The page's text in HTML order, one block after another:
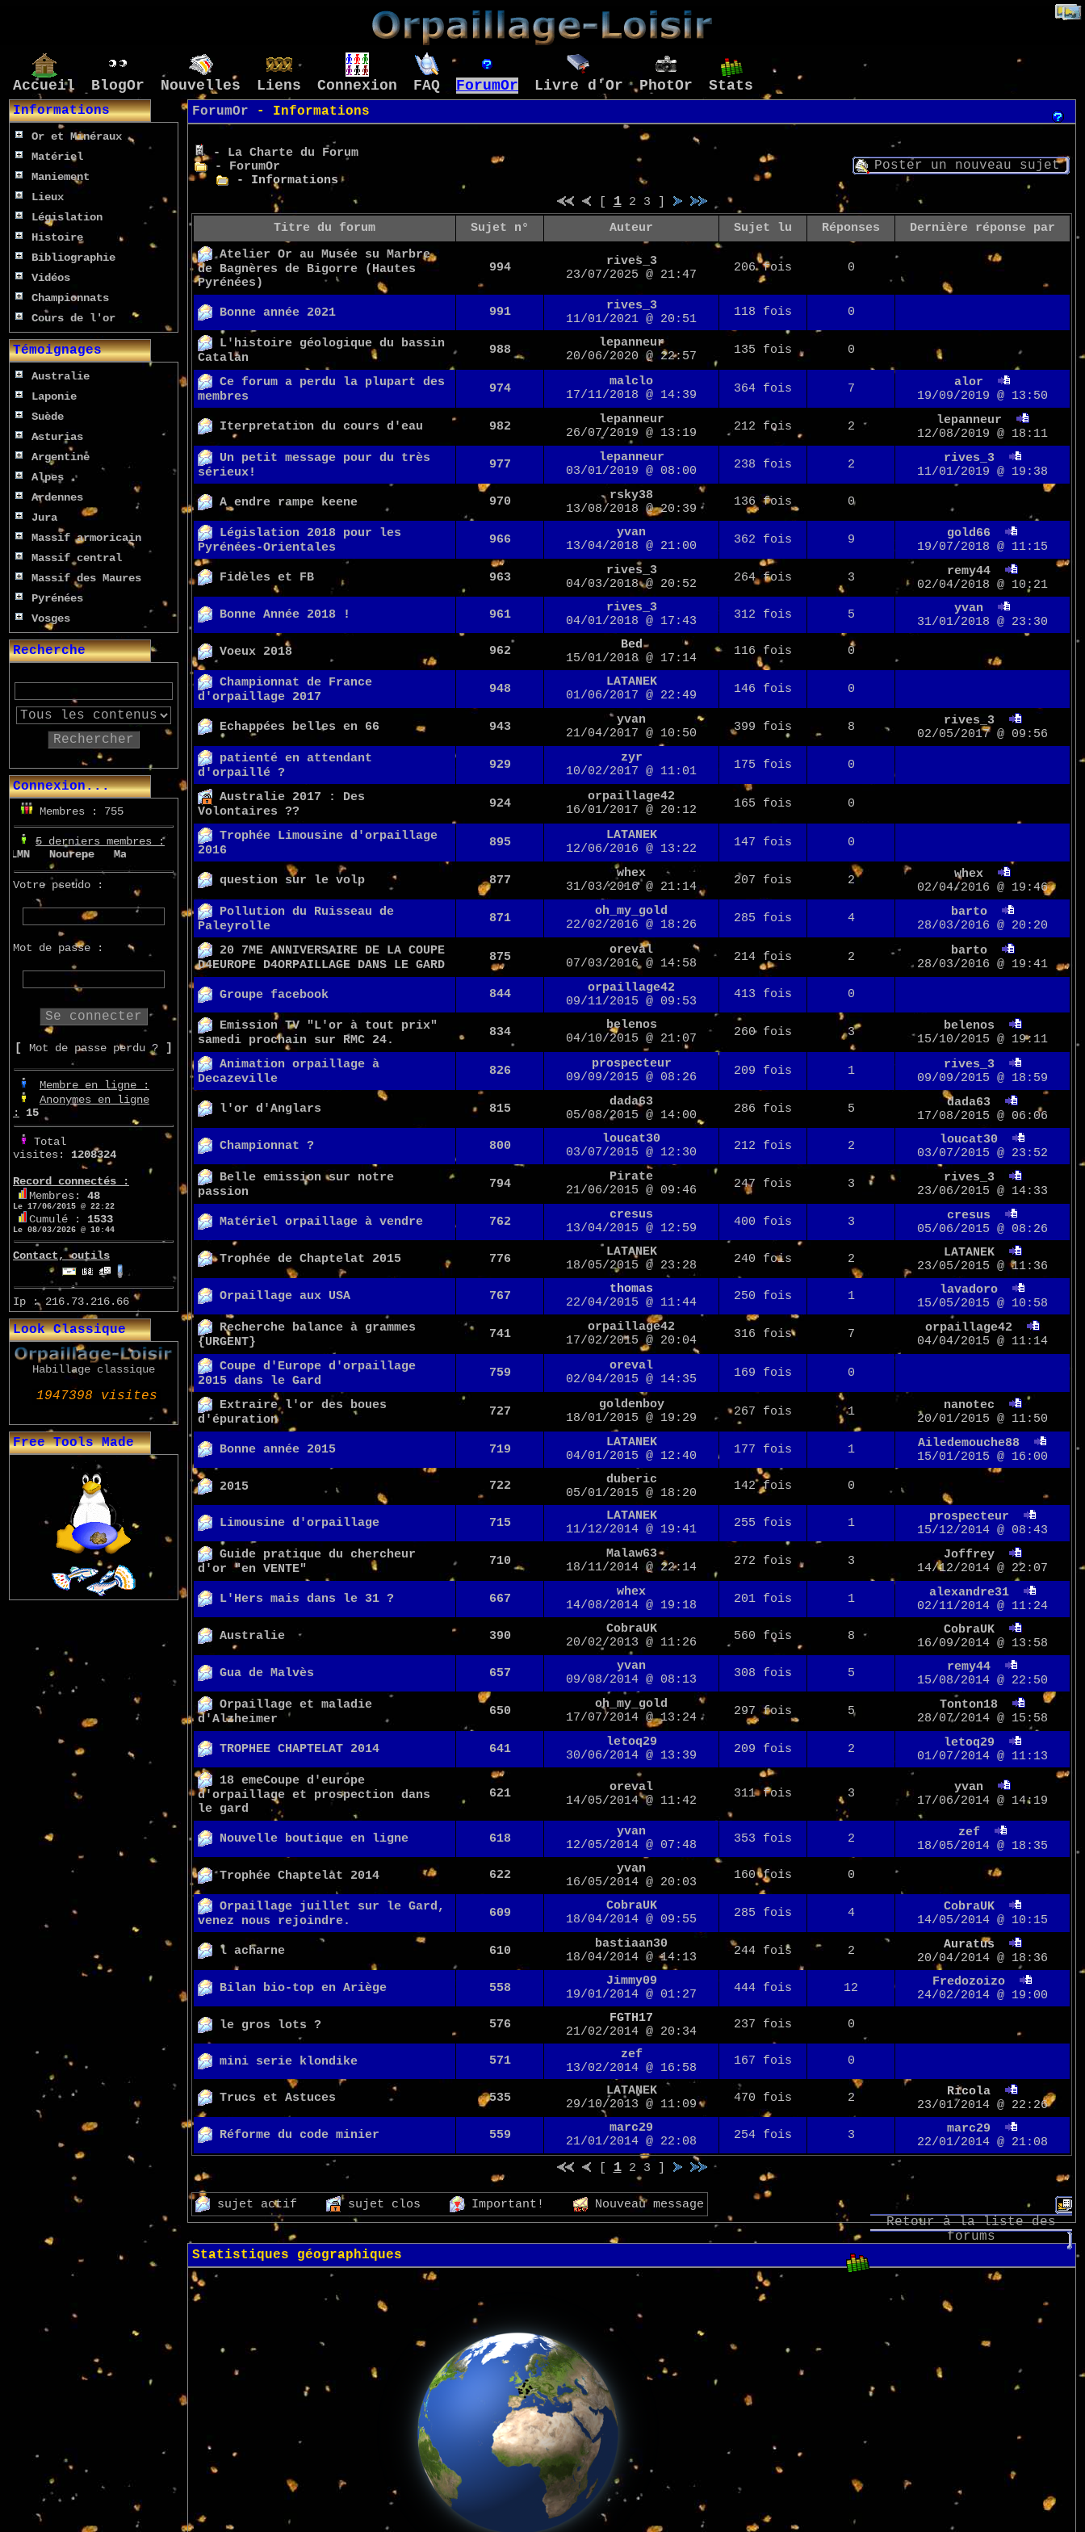
Accueil BlogOr Nouvelles Liens Connexion FAQ ForumOr Livre d'Or PhotOr Stats
Informations
Or et Minéraux
Matériel
Maniement
Lieux
Législation
Histoire
Bibliographie
Vidéos
Championnats
Cours de l'or
Témoignages
Australie
Laponie
Suède
Asturias
Argentine
Alpes
Ardennes
Jura
Massif armoricain
Massif central
Massif des Maures
Pyrénées
Vosges
Recherche
Rechercher
Connexion...
Membres : 755
5 derniers membres :
NourepeMarcsupilami Azo
Votre pseudo :
Mot de passe :
[ Mot de passe perdu ? ]
Membre en ligne :
Anonymes en ligne
:
15
Total
visites:
1208324
Record connectés :
Membres: 48
Le 17/06/2015 @ 22:22
Cumulé : 1533
Le 08/03/2026 @ 10:44
Contact, outils
Ip : 216.73.216.66
Look Classique
Habillage classique
Free Tools Made
ForumOr - Informations
- La Charte du Forum
- ForumOr
- Informations
Poster un nouveau sujet
1 2 3
Titre du forum
Sujet n° Auteur Sujet lu Réponses
Dernière réponse par
Atelier Or au Musée su Marbre
de Bagnères de Bigorre (Hautes
Pyrénées)
994
rives_3
23/07/2025 @ 21:47
206 fois 0
Bonne année 2021 991
rives_3
11/01/2021 @ 20:51
118 fois 0
L'histoire géologique du bassin
Catalan
988
lepanneur
20/06/2020 @ 22:57
135 fois 0
Ce forum a perdu la plupart des
membres
974
malclo
17/11/2018 @ 14:39
364 fois 7
alor
19/09/2019 @ 13:50
Iterpretation du cours d'eau 982
lepanneur
26/07/2019 @ 13:19
212 fois 2
lepanneur
12/08/2019 @ 18:11
Un petit message pour du très
sérieux!
977
lepanneur
03/01/2019 @ 08:00
238 fois 2
rives_3
11/01/2019 @ 19:38
A endre rampe keene 970
rsky38
13/08/2018 @ 20:39
136 fois 0
Législation 2018 pour les
Pyrénées-Orientales
966
yvan
13/04/2018 @ 21:00
362 fois 9
gold66
19/07/2018 @ 11:15
Fidèles et FB 963
rives_3
04/03/2018 @ 20:52
264 fois 3
remy44
02/04/2018 @ 10:21
Bonne Année 2018 ! 961
rives_3
04/01/2018 @ 17:43
312 fois 5
yvan
31/01/2018 @ 23:30
Voeux 2018 962
Bed
15/01/2018 @ 17:14
116 fois 0
Championnat de France
d'orpaillage 2017
948
LATANEK
01/06/2017 @ 22:49
146 fois 0
Echappées belles en 66 943
yvan
21/04/2017 @ 10:50
399 fois 8
rives_3
02/05/2017 @ 09:56
patienté en attendant
d'orpaillé ?
929
zyr
10/02/2017 @ 11:01
175 fois 0
Australie 2017 : Des
Volontaires ??
924
orpaillage42
16/01/2017 @ 20:12
165 fois 0
Trophée Limousine d'orpaillage
2016
895
LATANEK
12/06/2016 @ 13:22
147 fois 0
question sur le volp 877
whex
31/03/2016 @ 21:14
207 fois 2
whex
02/04/2016 @ 19:46
Pollution du Ruisseau de
Paleyrolle
871
oh_my_gold
22/02/2016 @ 18:26
285 fois 4
barto
28/03/2016 @ 20:20
20 7ME ANNIVERSAIRE DE LA COUPE
D4EUROPE D4ORPAILLAGE DANS LE GARD
875
oreval
07/03/2016 @ 14:58
214 fois 2
barto
28/03/2016 @ 19:41
Groupe facebook 844
orpaillage42
09/11/2015 @ 09:53
413 fois 0
Emission TV "L'or à tout prix"
samedi prochain sur RMC 24.
834
belenos
04/10/2015 @ 21:07
260 fois 3
belenos
15/10/2015 @ 19:11
Animation orpaillage à
Decazeville
826
prospecteur
09/09/2015 @ 08:26
209 fois 1
rives_3
09/09/2015 @ 18:59
l'or d'Anglars 815
dada63
05/08/2015 @ 14:00
286 fois 5
dada63
17/08/2015 @ 06:06
Championnat ? 800
loucat30
03/07/2015 @ 12:30
212 fois 2
loucat30
03/07/2015 @ 23:52
Belle emission sur notre
passion
794
Pirate
21/06/2015 @ 09:46
247 fois 3
rives_3
23/06/2015 @ 14:33
Matériel orpaillage à vendre 762
cresus
13/04/2015 @ 12:59
400 fois 3
cresus
05/06/2015 @ 08:26
Trophée de Chaptelat 2015 776
LATANEK
18/05/2015 @ 23:28
240 fois 2
LATANEK
23/05/2015 @ 11:36
Orpaillage aux USA 767
thomas
22/04/2015 @ 11:44
250 fois 1
lavadoro
15/05/2015 @ 10:58
Recherche balance à grammes
{URGENT}
741
orpaillage42
17/02/2015 @ 20:04
316 fois 7
orpaillage42
04/04/2015 @ 11:14
Coupe d'Europe d'orpaillage
2015 dans le Gard
759
oreval
02/04/2015 @ 14:35
169 fois 0
Extraire l'or des boues
d'épuration
727
goldenboy
18/01/2015 @ 19:29
267 fois 1
nanotec
20/01/2015 @ 11:50
Bonne année 2015 719
LATANEK
04/01/2015 @ 12:40
177 fois 1
Ailedemouche88
15/01/2015 @ 16:00
2015 722
duberic
05/01/2015 @ 18:20
142 fois 0
Limousine d'orpaillage 715
LATANEK
11/12/2014 @ 19:41
255 fois 1
prospecteur
15/12/2014 @ 08:43
Guide pratique du chercheur
d'or "en VENTE"
710
Malaw63
18/11/2014 @ 22:14
272 fois 3
Joffrey
14/12/2014 @ 22:07
L'Hers mais dans le 31 ? 667
whex
14/08/2014 @ 19:18
201 fois 1
alexandre31
02/11/2014 @ 11:24
Australie 390
CobraUK
20/02/2013 @ 11:26
560 fois 8
CobraUK
16/09/2014 @ 13:58
Gua de Malvès 657
yvan
09/08/2014 @ 08:13
308 fois 5
remy44
15/08/2014 @ 22:50
Orpaillage et maladie
d'Alzheimer
650
oh_my_gold
17/07/2014 @ 13:24
297 fois 5
Tonton18
28/07/2014 @ 15:58
TROPHEE CHAPTELAT 2014 641
letoq29
30/06/2014 @ 13:39
209 fois 2
letoq29
01/07/2014 @ 11:13
18 emeCoupe d'europe
d'orpaillage et prospection dans
le gard
621
oreval
14/05/2014 @ 11:42
311 fois 3
yvan
17/06/2014 @ 14:19
Nouvelle boutique en ligne 618
yvan
12/05/2014 @ 07:48
353 fois 2
zef
18/05/2014 @ 18:35
Trophée Chaptelat 2014 622
yvan
16/05/2014 @ 20:03
160 fois 0
Orpaillage juillet sur le Gard,
venez nous rejoindre.
609
CobraUK
18/04/2014 @ 09:55
285 fois 4
CobraUK
14/05/2014 @ 10:15
l acharne 610
bastiaan30
18/04/2014 @ 14:13
244 fois 2
Auratus
20/04/2014 @ 18:36
Bilan bio-top en Ariège 558
Jimmy09
19/01/2014 @ 01:27
444 fois 12
Fredozoizo
24/02/2014 @ 19:00
le gros lots ? 576
FGTH17
21/02/2014 @ 20:34
237 fois 0
mini serie klondike 571
zef
13/02/2014 @ 16:58
167 fois 0
Trucs et Astuces 535
LATANEK
29/10/2013 @ 11:09
470 fois 2
Ricola
23/01/2014 @ 22:26
Réforme du code minier 559
marc29
21/01/2014 @ 22:08
254 fois 3
marc29
22/01/2014 @ 21:08
1 2 3
sujet actif sujet clos Important! Nouveau message
Retour à la liste des
forums
Statistiques géographiques